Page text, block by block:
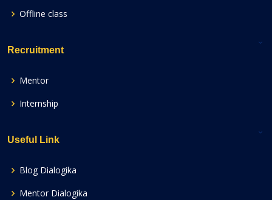
Offline class
Recruitment
Mentor
Internship
Useful Link
Blog Dialogika
Mentor Dialogika